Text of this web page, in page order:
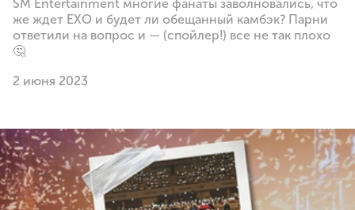
SM Entertainment многие фанаты заволновались, что
же ждет EXO и будет ли обещанный камбэк? Парни
ответили на вопрос и — (спойлер!) все не так плохо
🤔
2 июня 2023